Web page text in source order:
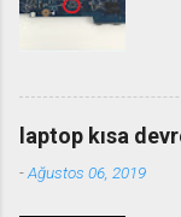
laptop kısa
-Ağustos 06, 2019